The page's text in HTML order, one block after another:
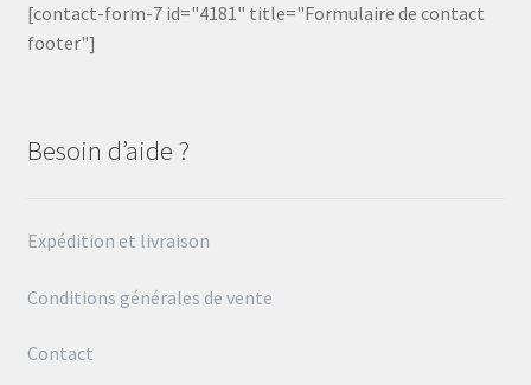
[contact-form-7 id="4181" title="Formulaire de contact
footer"]
Besoin d’aide ?
Expédition et livraison
Conditions générales de vente
Contact